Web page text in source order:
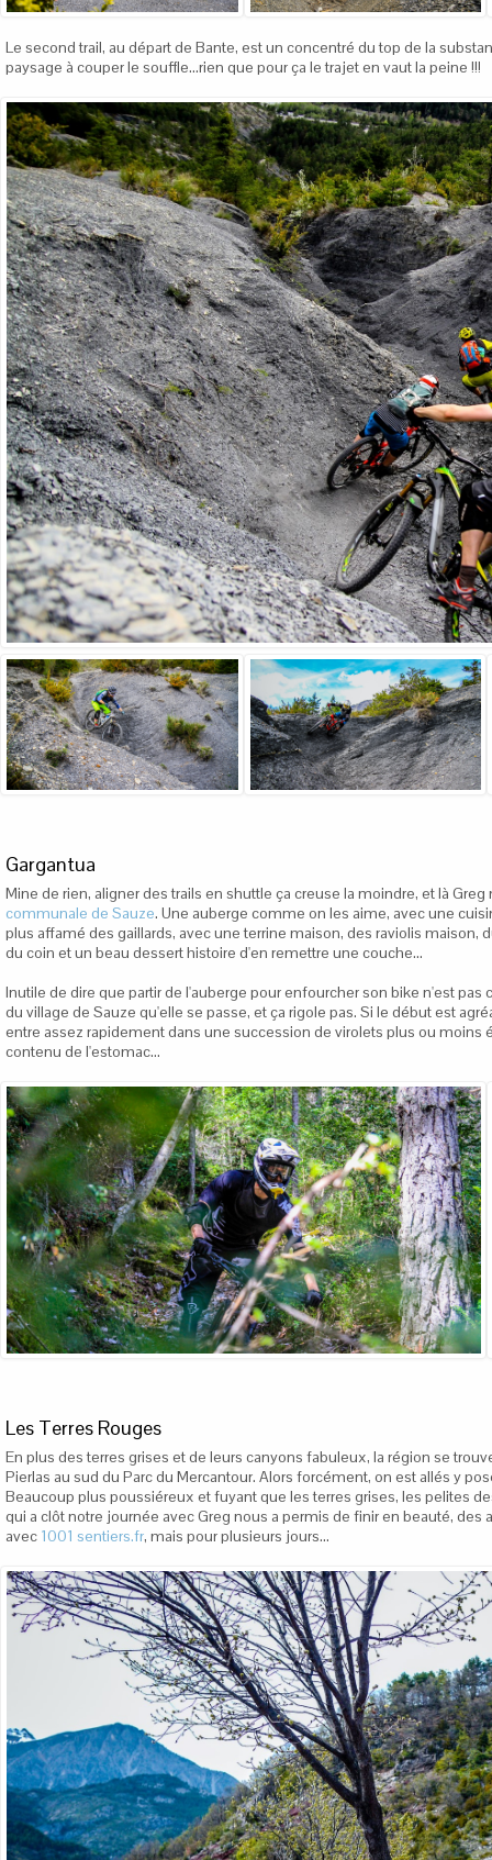
Le second trail, au départ de Bante, est un concentré du top de la
paysage à couper le souffle...rien que pour ça le trajet en vaut la peine !!!
Gargantua
Mine de rien, aligner des trails en shuttle ça creuse la moindre, et là
communale de Sauze. Une auberge comme on les aime, avec une
plus affamé des gaillards, avec une terrine maison, des raviolis maison,
du coin et un beau dessert histoire d'en remettre une couche...
Inutile de dire que partir de l'auberge pour enfourcher son bike n'est
du village de Sauze qu'elle se passe, et ça rigole pas. Si le début est
entre assez rapidement dans une succession de virolets plus ou
contenu de l'estomac...
Les Terres Rouges
En plus des terres grises et de leurs canyons fabuleux, la région se
Pierlas au sud du Parc du Mercantour. Alors forcément, on est allés y
Beaucoup plus poussiéreux et fuyant que les terres grises, les pelites
qui a clôt notre journée avec Greg nous a permis de finir en beauté,
avec 1001 sentiers.fr, mais pour plusieurs jours...